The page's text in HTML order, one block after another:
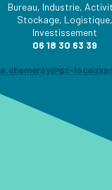
Bureau, Industrie,
Stockage, Logistique,
Investissement
06 18 30 63 39
a.chameroy@gc-